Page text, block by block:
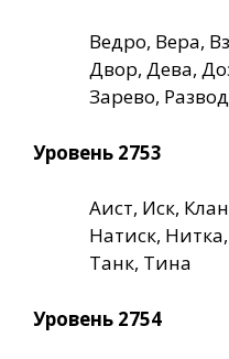
Ведро, Вера,
Двор, Дева,
Зарево,
Уровень 2753
Аист, Иск,
Натиск,
Танк, Тина
Уровень 2754